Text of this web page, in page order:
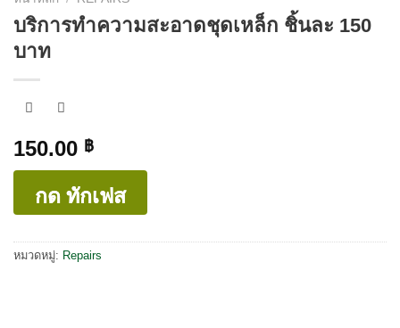
บริการทำความสะอาดชุดเหล็ก ชิ้นละ 150
บาท
150.00 ฿
กด ทักเฟส
หมวดหมู่: Repairs